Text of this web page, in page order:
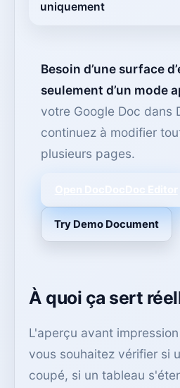
uniquement
Besoin d’une surface
seulement d’un mode
votre Google Doc dans
continuez à modifier
plusieurs pages.
Try Demo Document
À quoi ça sert
L'aperçu avant
vous souhaitez vérifier si
coupé, si un tableau